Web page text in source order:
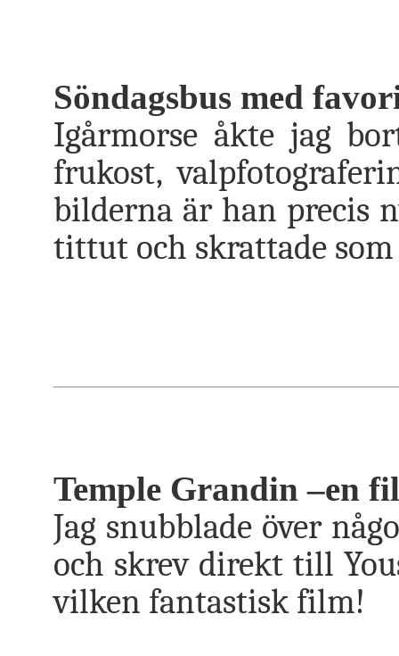
Söndagsbus med
Igårmorse åkte jag
frukost,
bilderna är han precis
tittut och skrattade
Temple Grandin –en
Jag snubblade över
och skrev direkt till
vilken fantastisk film!